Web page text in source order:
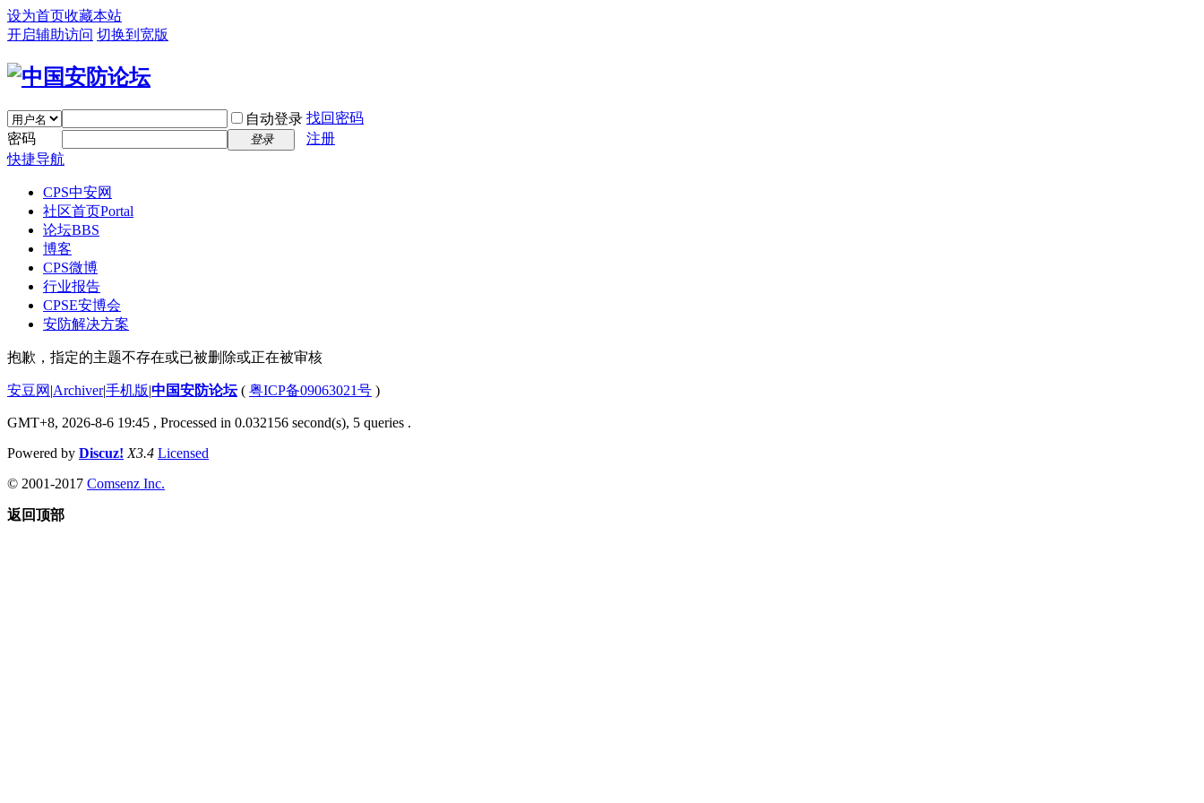
设为首页收藏本站
开启辅助访问 切换到宽版
自动登录 找回密码
密码
登录
注册
快捷导航
CPS中安网
社区首页Portal
论坛BBS
博客
CPS微博
行业报告
CPSE安博会
安防解决方案
抱歉，指定的主题不存在或已被删除或正在被审核
安豆网 |Archiver|手机版|中国安防论坛( 粤ICP备09063021号 )
GMT+8, 2026-8-6 19:45 , Processed in 0.032156 second(s), 5 queries .
Powered by Discuz! X3.4 Licensed
© 2001-2017 Comsenz Inc.
返回顶部